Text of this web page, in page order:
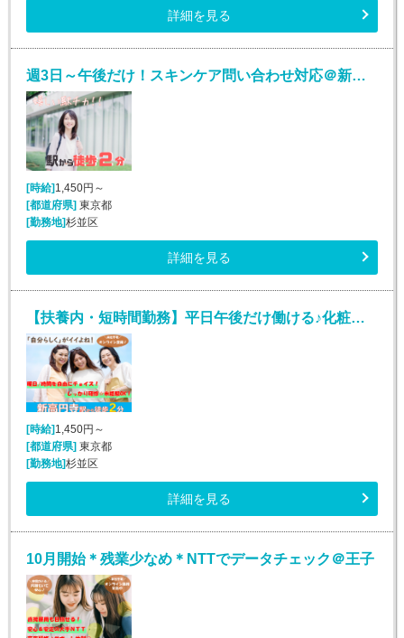
詳細を見る
週3日～午後だけ！スキンケア問い合わせ対応＠新高円寺
[時給]1,450円～
[都道府県]東京都
[勤務地]杉並区
詳細を見る
【扶養内・短時間勤務】平日午後だけ働ける♪化粧品メーカーのお問合せ対応
[時給] 1,450円～
[都道府県] 東京都
[勤務地]杉並区
詳細を見る
10月開始＊残業少なめ＊NTTでデータチェック＠王子